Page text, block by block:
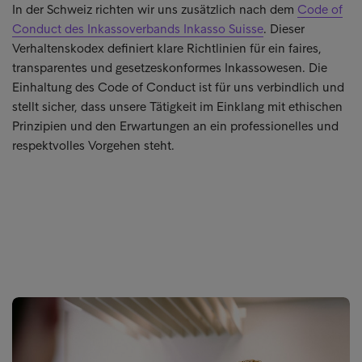
In der Schweiz richten wir uns zusätzlich nach dem Code of
Conduct des Inkassoverbands Inkasso Suisse. Dieser
Verhaltenskodex definiert klare Richtlinien für ein faires,
transparentes und gesetzeskonformes Inkassowesen. Die
Einhaltung des Code of Conduct ist für uns verbindlich und
stellt sicher, dass unsere Tätigkeit im Einklang mit ethischen
Prinzipien und den Erwartungen an ein professionelles und
respektvolles Vorgehen steht.